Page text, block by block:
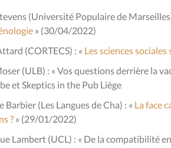
(Université Populaire de
» (30/04/2022)
(CORTECS) : « Les sciences
(ULB) : « Vos questions derrière la
et Skeptics in the Pub Liège
(Les Langues de Cha) : « La face
? » (29/01/2022)
Lambert (UCL) : « De la compatibilité